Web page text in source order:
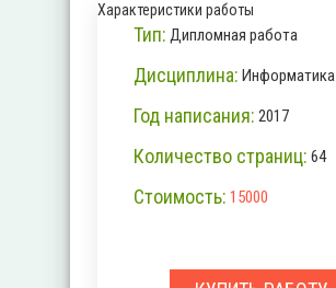
Характеристики работы
Тип: Дипломная работа
Дисциплина: Информатика
Год написания: 2017
Количество страниц: 64
Стоимость: 15000